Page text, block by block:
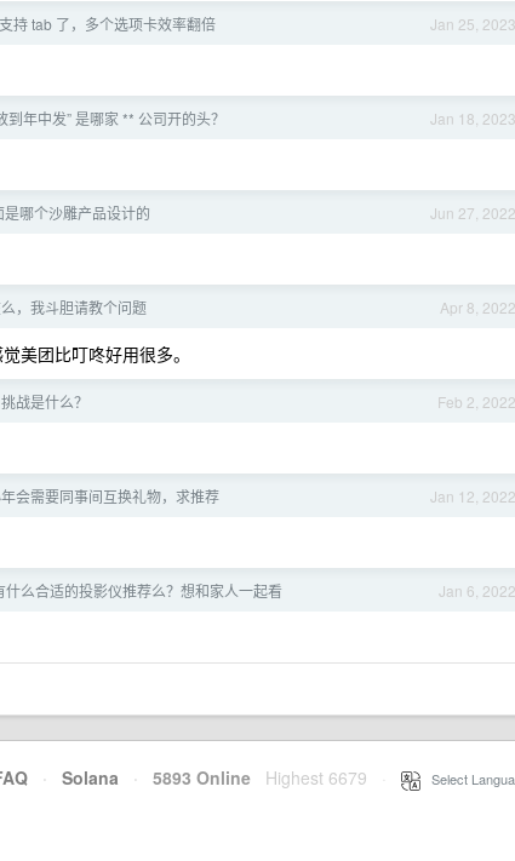
Jan 25, 2023
持 tab 了，多个选项卡效率翻倍
Jan 18, 2023
到年中发” 是哪家 ** 公司开的头？
Jun 27, 2022
哪个沙雕产品设计的
Apr 8, 2022
，我斗胆请教个问题
美团比叮咚好用很多。
Feb 2, 2022
战是什么？
Jan 12, 2022
会需要同事间互换礼物，求推荐
Jan 6, 2022
么合适的投影仪推荐么？想和家人一起看
· Solana · 5893 Online Highest 6679 Select